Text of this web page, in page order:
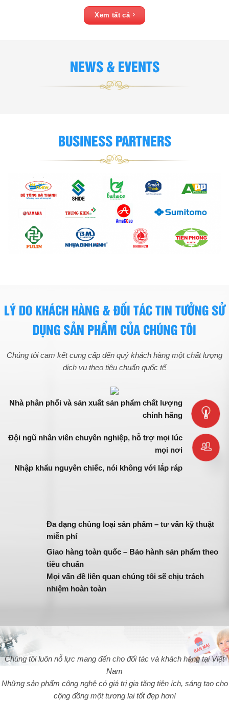
Xem tất cả
NEWS & EVENTS
BUSINESS PARTNERS
LÝ DO KHÁCH HÀNG & ĐỐI TÁC TIN TƯỞNG SỬ
DỤNG SẢN PHẨM CỦA CHÚNG TÔI
Chúng tôi cam kết cung cấp đến quý khách hàng một chất lượng
dịch vụ theo tiêu chuẩn quốc tế
Nhà phân phối và sản xuất sản phẩm chất lượng
chính hãng
Đội ngũ nhân viên chuyên nghiệp, hỗ trợ mọi lúc
mọi nơi
Nhập khẩu nguyên chiếc, nói không với lắp ráp
Đa dạng chủng loại sản phẩm – tư vấn kỹ thuật
miễn phí
Giao hàng toàn quốc – Bảo hành sản phẩm theo
tiêu chuẩn
Mọi vấn đề liên quan chúng tôi sẽ chịu trách
nhiệm hoàn toàn
Chúng tôi luôn nỗ lực mang đến cho đối tác và khách hàng tại Việt
Nam
Những sản phẩm công nghệ có giá trị gia tăng tiện ích, sáng tạo cho
cộng đồng một tương lai tốt đẹp hơn!